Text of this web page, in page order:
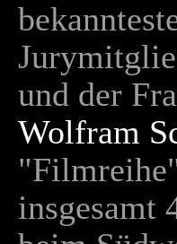
und der
Wolfram
insgesamt